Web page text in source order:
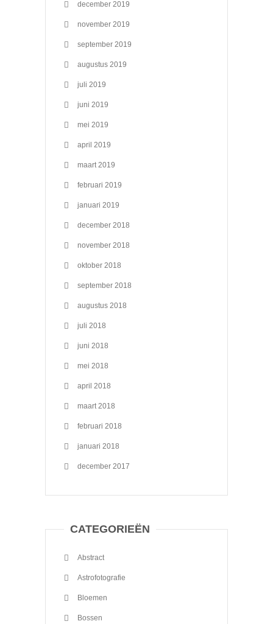
december 2019
november 2019
september 2019
augustus 2019
juli 2019
juni 2019
mei 2019
april 2019
maart 2019
februari 2019
januari 2019
december 2018
november 2018
oktober 2018
september 2018
augustus 2018
juli 2018
juni 2018
mei 2018
april 2018
maart 2018
februari 2018
januari 2018
december 2017
CATEGORIEËN
Abstract
Astrofotografie
Bloemen
Bossen